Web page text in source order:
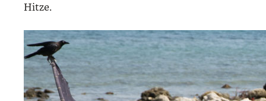
Hit­ze.